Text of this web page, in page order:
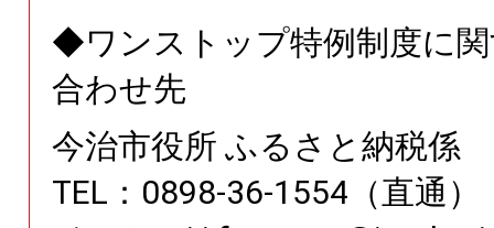
◆ワンストップ特例制度に
合わせ先
今治市役所 ふるさと納税係
TEL：0898-36-1554（直通）